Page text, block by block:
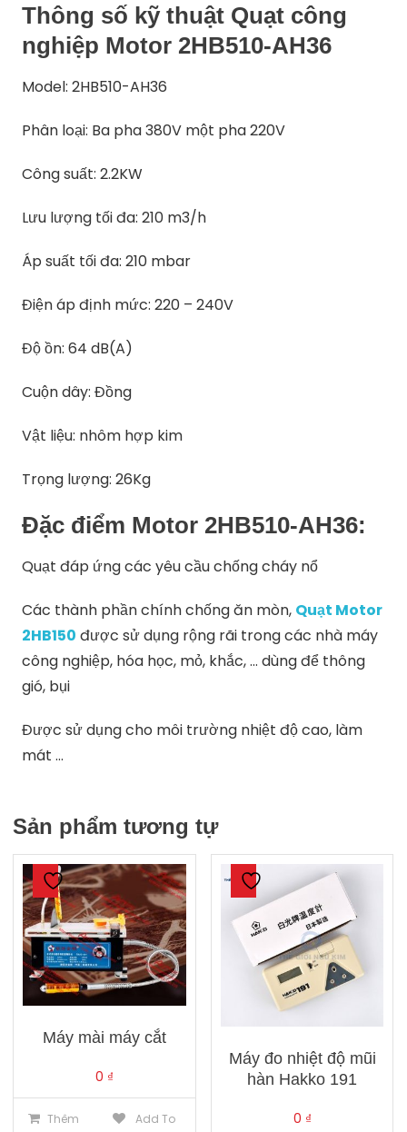
Thông số kỹ thuật Quạt công
nghiệp Motor 2HB510-AH36
Model: 2HB510-AH36
Phân loại: Ba pha 380V một pha 220V
Công suất: 2.2KW
Lưu lượng tối đa: 210 m3/h
Áp suất tối đa: 210 mbar
Điện áp định mức: 220 – 240V
Độ ồn: 64 dB(A)
Cuộn dây: Đồng
Vật liệu: nhôm hợp kim
Trọng lượng: 26Kg
Đặc điểm Motor 2HB510-AH36:
Quạt đáp ứng các yêu cầu chống cháy nổ
Các thành phần chính chống ăn mòn, Quạt Motor
2HB150 được sử dụng rộng rãi trong các nhà máy
công nghiệp, hóa học, mỏ, khắc, … dùng để thông
gió, bụi
Được sử dụng cho môi trường nhiệt độ cao, làm
mát …
Sản phẩm tương tự
Máy mài máy cắt
0 ₫
Thêm Add To
Máy đo nhiệt độ mũi
hàn Hakko 191
0 ₫